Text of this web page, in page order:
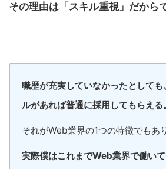
その理由は「スキル重視」だから
職歴が充実していなかったとして
ルがあれば普通に採用してもらえる。
それがWeb業界の1つの特徴でもあ
実際僕はこれまでWeb業界で働い